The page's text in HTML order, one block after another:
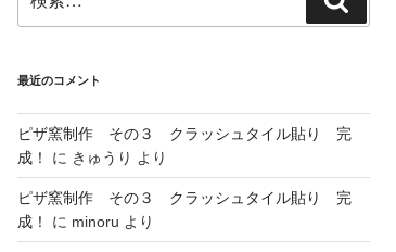
索:
索
最近のコメント
ピザ窯制作 その３ クラッシュタイル貼り 完
成！
に きゅうり より
ピザ窯制作 その３ クラッシュタイル貼り 完
成！
に minoru より